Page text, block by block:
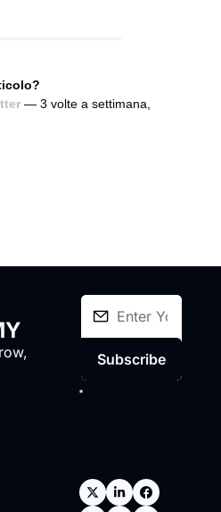
— 3 volte a settimana,
Subscribe